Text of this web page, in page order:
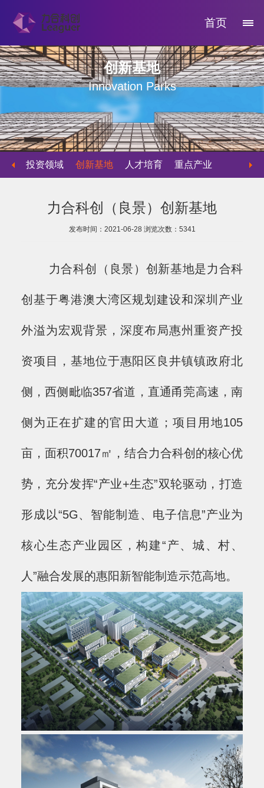
首页
创新基地
Innovation Parks
投资领域 创新基地 人才培育 重点产业 物业运营
力合科创（良景）创新基地
发布时间：2021-06-28 浏览次数： 5341
力合科创（良景）创新基地是力合科
创基于粤港澳大湾区规划建设和深圳产业
外溢为宏观背景，深度布局惠州重资产投
资项目，基地位于惠阳区良井镇镇政府北
侧，西侧毗临357省道，直通甬莞高速，南
侧为正在扩建的官田大道；项目用地105
亩，面积70017㎡，结合力合科创的核心优
势，充分发挥“产业+生态”双轮驱动，打造
形成以“5G、智能制造、电子信息”产业为
核心生态产业园区，构建“产、城、村、
人”融合发展的惠阳新智能制造示范高地。